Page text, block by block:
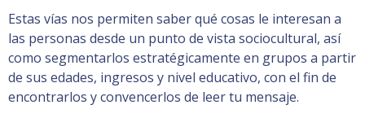
Estas vías nos permiten saber qué cosas le interesan a
las personas desde un punto de vista sociocultural, así
como segmentarlos estratégicamente en grupos a partir
de sus edades, ingresos y nivel educativo, con el fin de
encontrarlos y convencerlos de leer tu mensaje.